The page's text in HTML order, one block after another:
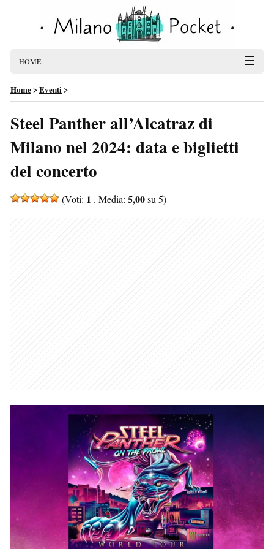
HOME ☰
Home>Eventi>
Steel Panther all’Alcatraz di
Milano nel 2024: data e biglietti
del concerto
(Voti: 1 . Media: 5,00su 5)